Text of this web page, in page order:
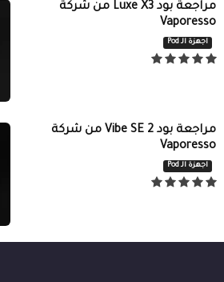
مراجعة بود Luxe X3 من شركة
Vaporesso
اجهزة الـ Pod
مراجعة بود Vibe SE 2 من شركة
Vaporesso
اجهزة الـ Pod